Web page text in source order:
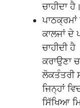
ਚਾਹੀਦਾ ਹੈ।
ਕਾਲਜਾਂ ਦੇ
ਚਾਹੀਦੀ
ਕਰਾਉਣਾ
ਲੋਕਤੰਤਰੀ
ਜਿਨ੍ਹਾਂ
ਸਿੱਖਿਆ